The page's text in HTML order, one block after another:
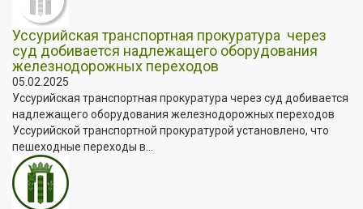
️Уссурийская транспортная прокуратура через
суд добивается надлежащего оборудования
железнодорожных переходов
05.02.2025
️Уссурийская транспортная прокуратура через суд добивается
надлежащего оборудования железнодорожных переходов
Уссурийской транспортной прокуратурой установлено, что
пешеходные переходы в...